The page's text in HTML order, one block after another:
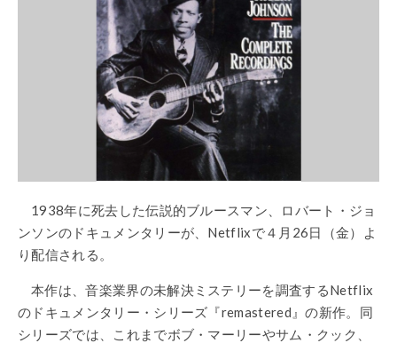
1938年に死去した伝説的ブルースマン、ロバート・ジョ
ンソンのドキュメンタリーが、 Netflixで４月 26日（金）よ
り配信される。
本作は、音楽業界の未解決ミステリーを調査するNetflix
のドキュメンタリー・シリーズ『remastered』の新作。同
シリーズでは、これまでボブ・マーリーやサム・クック、